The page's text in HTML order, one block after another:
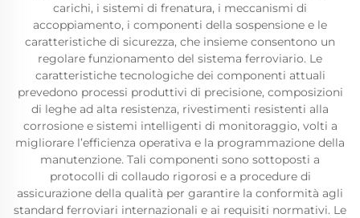
carichi, i sistemi di frenatura, i meccanismi di
accoppiamento, i componenti della sospensione e le
caratteristiche di sicurezza, che insieme consentono un
regolare funzionamento del sistema ferroviario. Le
caratteristiche tecnologiche dei componenti attuali
prevedono processi produttivi di precisione, composizioni
di leghe ad alta resistenza, rivestimenti resistenti alla
corrosione e sistemi intelligenti di monitoraggio, volti a
migliorare l’efficienza operativa e la programmazione della
manutenzione. Tali componenti sono sottoposti a
protocolli di collaudo rigorosi e a procedure di
assicurazione della qualità per garantire la conformità agli
standard ferroviari internazionali e ai requisiti normativi. Le